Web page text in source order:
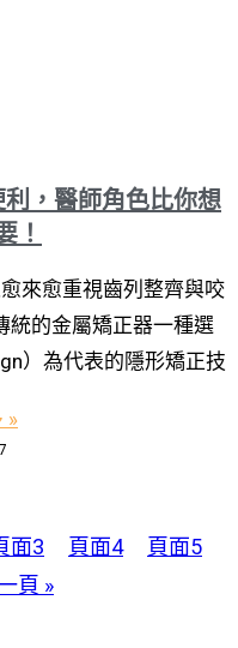
，醫師角色比你想
！
來愈重視齒列整齊與咬
統的金屬矯正器一種選
）為代表的隱形矯正技
»
面3 頁面4 頁面5
頁 »